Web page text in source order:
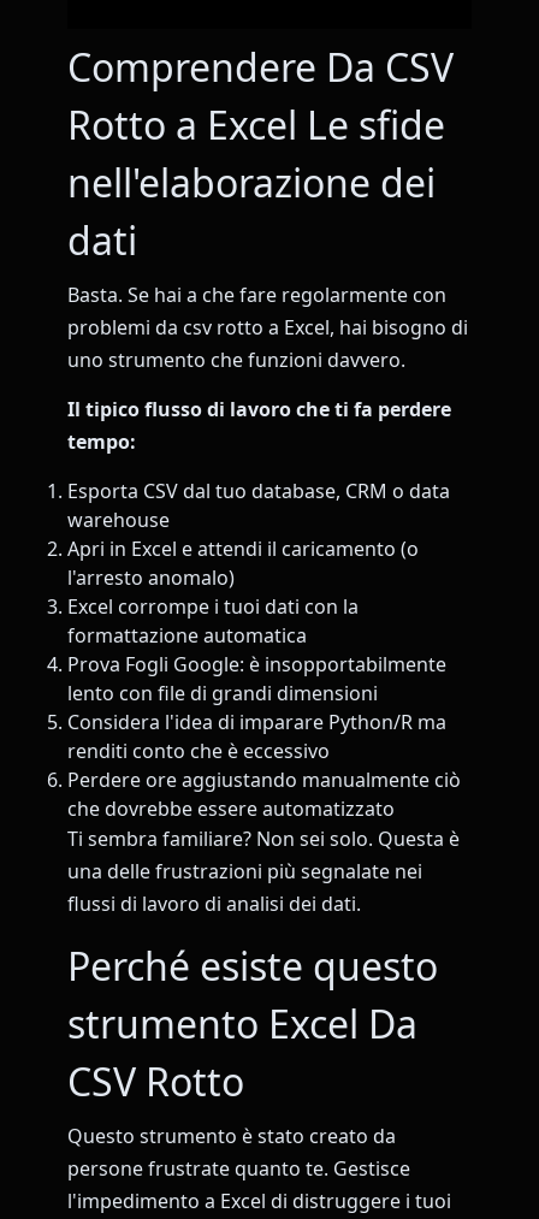
Comprendere Da CSV
Rotto a Excel Le sfide
nell'elaborazione dei
dati
Basta. Se hai a che fare regolarmente con
problemi da csv rotto a Excel, hai bisogno di
uno strumento che funzioni davvero.
Il tipico flusso di lavoro che ti fa perdere
tempo:
Esporta CSV dal tuo database, CRM o data
warehouse
Apri in Excel e attendi il caricamento (o
l'arresto anomalo)
Excel corrompe i tuoi dati con la
formattazione automatica
Prova Fogli Google: è insopportabilmente
lento con file di grandi dimensioni
Considera l'idea di imparare Python/R ma
renditi conto che è eccessivo
Perdere ore aggiustando manualmente ciò
che dovrebbe essere automatizzato
Ti sembra familiare? Non sei solo. Questa è
una delle frustrazioni più segnalate nei
flussi di lavoro di analisi dei dati.
Perché esiste questo
strumento Excel Da
CSV Rotto
Questo strumento è stato creato da
persone frustrate quanto te. Gestisce
l'impedimento a Excel di distruggere i tuoi